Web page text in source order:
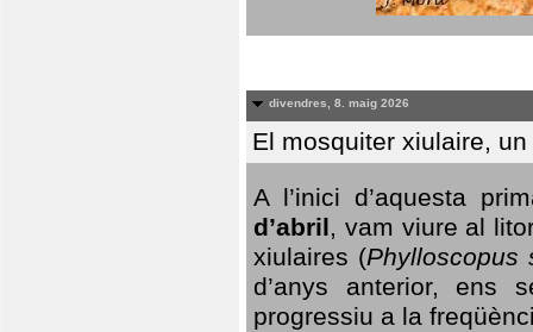
divendres, 8. maig 2026
El mosquiter xiulaire,
A l’inici d’aquesta
d’abril, vam viure al
xiulaires (Phylloscopus
d’anys anterior, ens
progressiu a la